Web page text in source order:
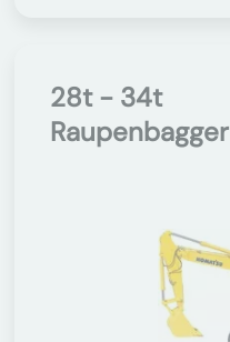
28t - 34t
Raupenbagger